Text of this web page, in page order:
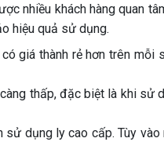
nhiều khách hàng quan
hiệu quả sử dụng.
giá thành rẻ hơn trên
thấp, đặc biệt là khi
sử dụng ly cao cấp. Tùy